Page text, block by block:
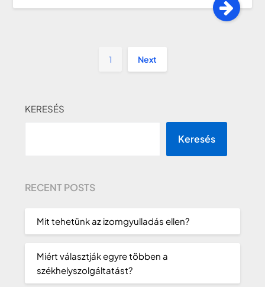
1 Next
KERESÉS
Keresés
RECENT POSTS
Mit tehetünk az izomgyulladás ellen?
Miért választják egyre többen a
székhelyszolgáltatást?